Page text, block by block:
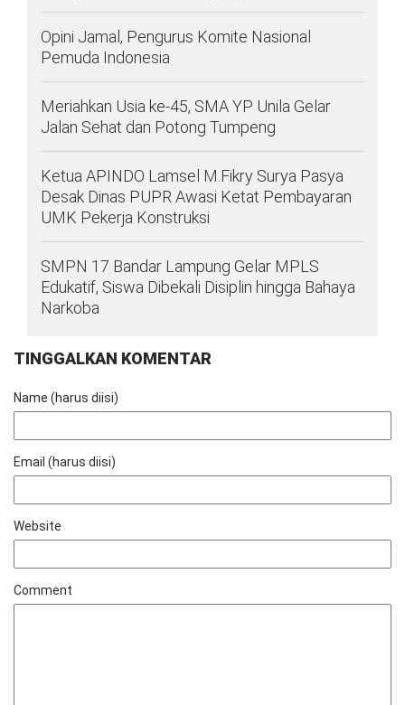
Opini Jamal, Pengurus Komite Nasional
Pemuda Indonesia
Meriahkan Usia ke-45, SMA YP Unila Gelar
Jalan Sehat dan Potong Tumpeng
Ketua APINDO Lamsel M.Fikry Surya Pasya
Desak Dinas PUPR Awasi Ketat Pembayaran
UMK Pekerja Konstruksi
SMPN 17 Bandar Lampung Gelar MPLS
Edukatif, Siswa Dibekali Disiplin hingga Bahaya
Narkoba
TINGGALKAN KOMENTAR
Name (harus diisi)
Email (harus diisi)
Website
Comment